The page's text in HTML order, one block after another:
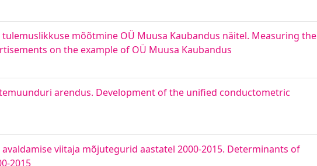
mõõtmine OÜ Muusa Kaubandus näitel. Measuring the
on the example of OÜ Muusa Kaubandus
arendus. Development of the unified conductometric
viitaja mõjutegurid aastatel 2000-2015. Determinants of
2015